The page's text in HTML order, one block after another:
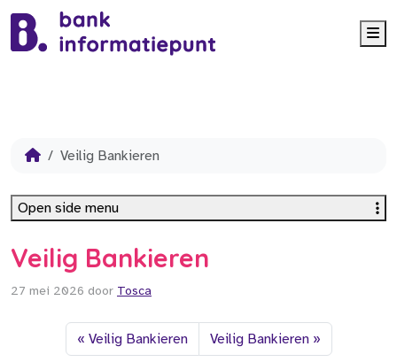
Veilig Bankieren
Veilig Bankieren
27 mei 2026 door Tosca
Veilig Bankieren Veilig Bankieren
Open side menu